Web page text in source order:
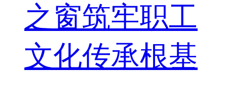
之窗筑牢职工
文化传承根基